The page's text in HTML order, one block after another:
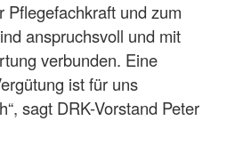
Pflegefachkraft und zum
anspruchsvoll und mit
verbunden. Eine
ist für uns
sagt DRK-Vorstand Peter